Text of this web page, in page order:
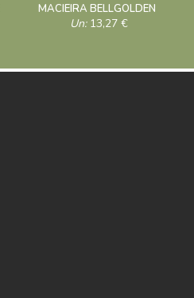
MACIEIRA BELLGOLDEN
Un: 13,27 €